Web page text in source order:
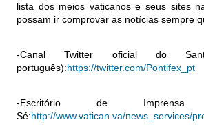
lista dos meios vaticanos e seus sites
possam ir comprovar as notícias sempre
-Canal Twitter oficial do
português):https://twitter.com/Pontifex_pt
-Escritório de
Sé:http://www.vatican.va/news_services/